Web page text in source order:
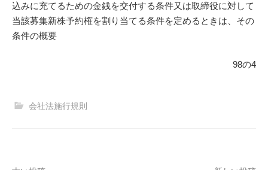
込みに充てるための金銭を交付する条件又は取締役に対して
当該募集新株予約権を割り当てる条件を定めるときは、その
条件の概要
98の4
会社法施行規則